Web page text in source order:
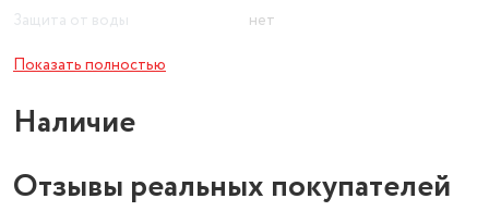
Защита от воды
нет
Основной цвет
Показать полностью
Наличие
Отзывы реальных покупателей